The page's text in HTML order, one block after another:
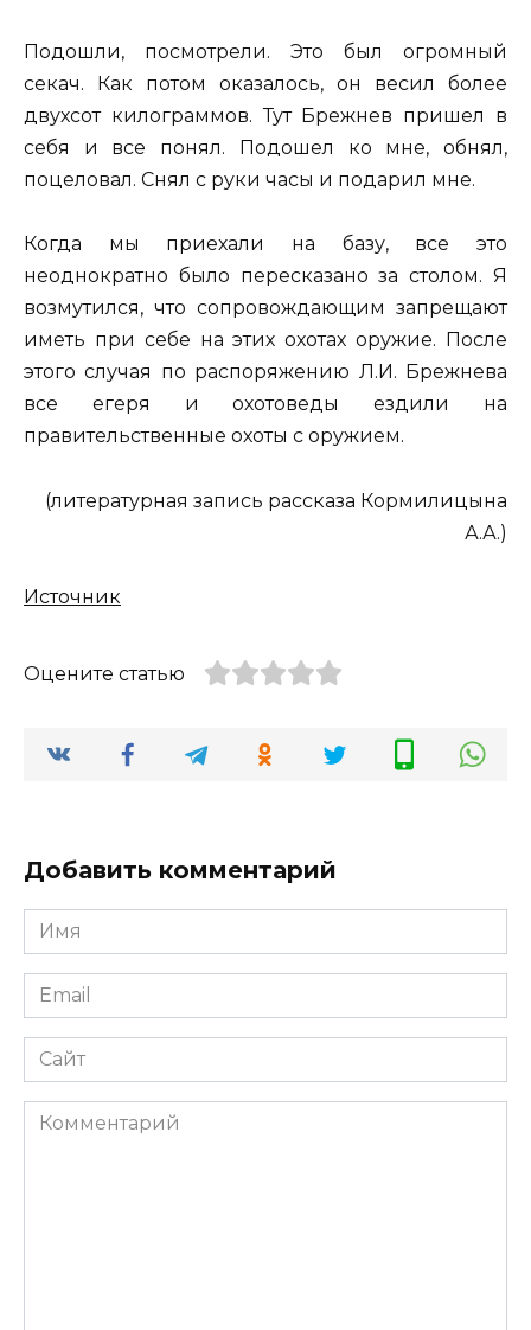
Подошли, посмотрели. Это был огромный
секач. Как потом оказалось, он весил более
двухсот килограммов. Тут Брежнев пришел в
себя и все понял. Подошел ко мне, обнял,
поцеловал. Снял с руки часы и подарил мне.
Когда мы приехали на базу, все это
неоднократно было пересказано за столом. Я
возмутился, что сопровождающим запрещают
иметь при себе на этих охотах оружие. После
этого случая по распоряжению Л.И. Брежнева
все егеря и охотоведы ездили на
правительственные охоты с оружием.
(литературная запись рассказа Кормилицына
А.А.)
Источник
Оцените статью
Добавить комментарий
Имя
*
Email
*
Сайт
Комментарий